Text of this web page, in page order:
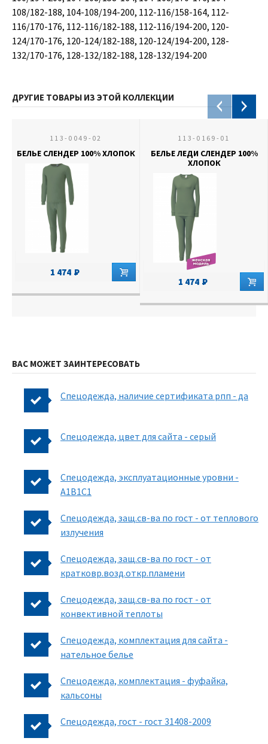
108/182-188, 104-108/194-200, 112-116/158-164, 112-
116/170-176, 112-116/182-188, 112-116/194-200, 120-
124/170-176, 120-124/182-188, 120-124/194-200, 128-
132/170-176, 128-132/182-188, 128-132/194-200
ДРУГИЕ ТОВАРЫ ИЗ ЭТОЙ КОЛЛЕКЦИИ
113-0049-02
БЕЛЬЕ СЛЕНДЕР 100% ХЛОПОК
1 474
113-0169-01
БЕЛЬЕ ЛЕДИ СЛЕНДЕР 100%
ХЛОПОК
1 474
ВАС МОЖЕТ ЗАИНТЕРЕСОВАТЬ
Спецодежда, наличие сертификата рпп - да
Спецодежда, цвет для сайта - серый
Спецодежда, эксплуатационные уровни -
A1B1C1
Спецодежда, защ.св-ва по гост - от теплового
излучения
Спецодежда, защ.св-ва по гост - от
кратковр.возд.откр.пламени
Спецодежда, защ.св-ва по гост - от
конвективной теплоты
Спецодежда, комплектация для сайта -
нательное белье
Спецодежда, комплектация - фуфайка,
кальсоны
Спецодежда, гост - гост 31408-2009